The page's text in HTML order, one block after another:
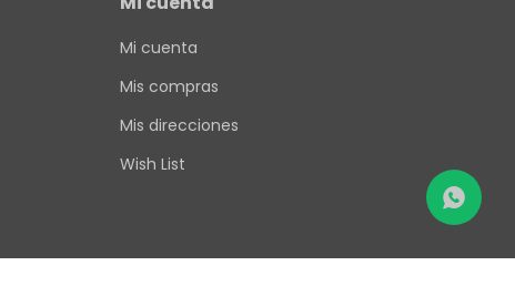
Mi cuenta
Mis compras
Mis direcciones
Wish List